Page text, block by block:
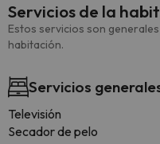
Servicios de la
Estos servicios son
habitación.
Servicios
Televisión
Secador de pelo